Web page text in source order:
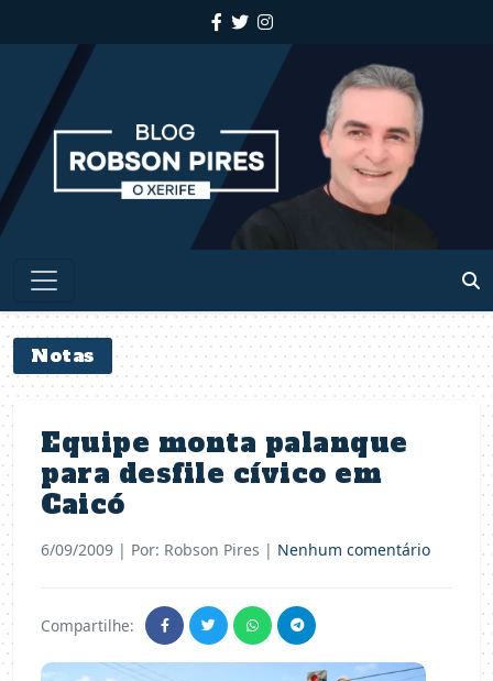
Notas
Equipe monta palanque
para desfile cívico em
Caicó
6/09/2009 | Por: Robson Pires | Nenhum comentário
Compartilhe: